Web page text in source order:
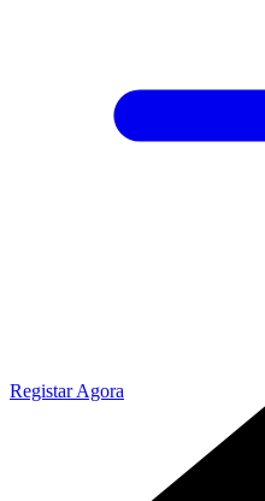
Registar Agora